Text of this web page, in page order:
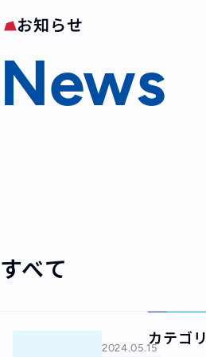
お知らせ
News
すべて
2024.05.15カテゴリ